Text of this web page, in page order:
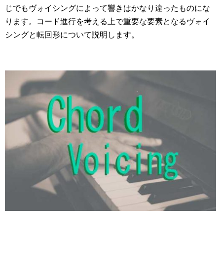
じでもヴォイシングによって響きはかなり違ったものにな
ります。コード進行を考える上で重要な要素となるヴォイ
シングと転回形について説明します。